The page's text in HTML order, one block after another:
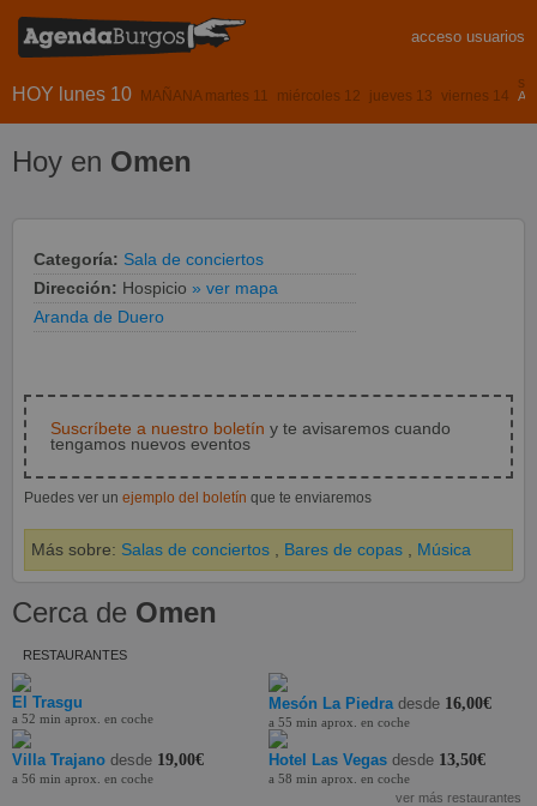
acceso usuarios
HOY lunes 10 MAÑANA martes 11 miércoles 12 jueves 13 viernes 14
Hoy en Omen
Categoría: Sala de conciertos
Dirección: Hospicio » ver mapa
Aranda de Duero
Suscríbete a nuestro boletín y te avisaremos cuando
tengamos nuevos eventos
Puedes ver un ejemplo del boletín que te enviaremos
Más sobre: Salas de conciertos Bares de copas Música
Cerca de Omen
RESTAURANTES
El Trasgu
a 52 min aprox. en coche
Mesón La Piedradesde 16,00€
a 55 min aprox. en coche
Villa Trajano desde 19,00€
a 56 min aprox. en coche
Hotel Las Vegasdesde 13,50€
a 58 min aprox. en coche
ver más restaurantes